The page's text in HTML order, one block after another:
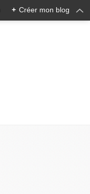
+ Créer mon blog